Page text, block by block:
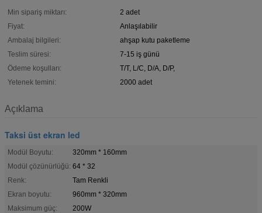
Min sipariş miktarı:
2 adet
Fiyat:
Anlaşılabilir
Ambalaj bilgileri:
ahşap kutu paketleme
Teslim süresi:
7-15 iş günü
Ödeme koşulları:
T/T, L/C, D/A, D/P,
Yetenek temini:
2000 adet
Açıklama
Taksi üst ekran led
Modül Boyutu:
320mm * 160mm
Modül çözünürlüğü: 64 * 32
Renk:
Tam Renkli
Ekran boyutu:
960mm * 320mm
Maksimum güç:
200W